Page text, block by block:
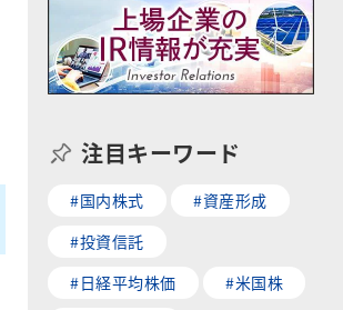
注目キーワード
#国内株式
#資産形成
#投資信託
#日経平均株価
#米国株